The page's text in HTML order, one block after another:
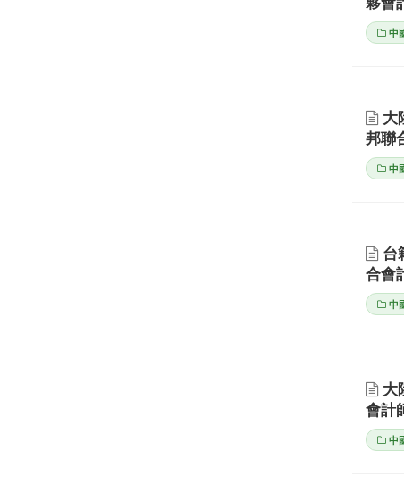
中
大
邦聯
中
台
合會
中
大
會計
中